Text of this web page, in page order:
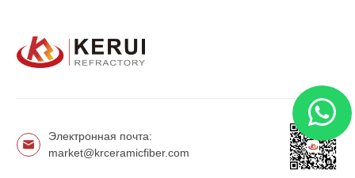
Электронная почта:
market@krceramicfiber.com